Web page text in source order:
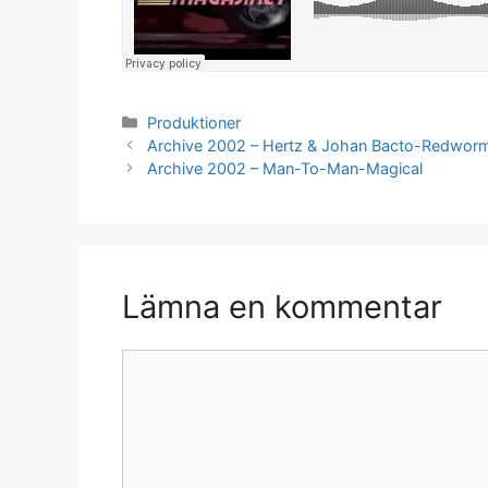
Kategorier
Produktioner
Archive 2002 – Hertz & Johan Bacto-
Archive 2002 – Man-To-Man-Magical
Lämna en kommentar